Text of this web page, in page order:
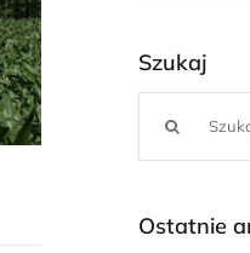
Szukaj
Ostatnie